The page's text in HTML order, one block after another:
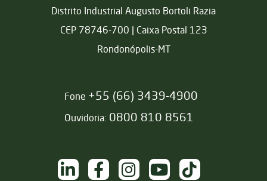
Distrito Industrial Augusto Bortoli Razia
CEP 78746-700 | Caixa Postal 123
Rondonópolis-MT
Fone +55 (66) 3439-4900
Ouvidoria: 0800 810 8561
NAS REDES SOCIAIS